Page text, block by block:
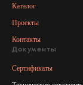
Каталог
Проекты
Контакты
Документы
Сертификаты